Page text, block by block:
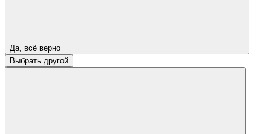
Да, всё верно
Выбрать другой